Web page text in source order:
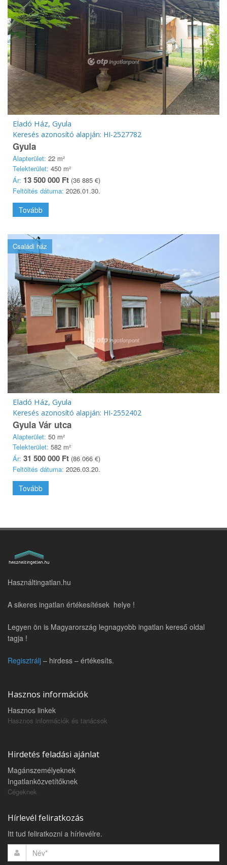
Eladó Ház, Gyula
Keresés azonosító alapján: HI-2527782
Gyula
Alapterület: 22 m²
Telekterület: 450 m²
Ár: 13 500 000 Ft (36 885 €)
Feltöltés dátuma: 2026.01.30.
Tovább
Családi ház
Eladó Ház, Gyula
Keresés azonosító alapján: HI-2552402
Gyula Vár utca
Alapterület: 50 m²
Telekterület: 582 m²
Ár: 31 500 000 Ft (86 066 €)
Feltöltés dátuma: 2026.03.20.
Tovább
Használtingatlan.hu
A sikeres ingatlan értékesítések helye !
Legyen ön is Magyarország legnagyobb ingatlan kereső oldal
tagja !
Regisztrálj – hirdess – értékesíts.
Hasznos információk
Hasznos linkek
Hasznos információk és tanácsok
Hirdetés feladási ajánlat
Magánszemélyeknek
Ingatlanközvetítőknek
Cégeknek
Hírlevél feliratkozás
Itt tud feliratkozni a hírlevélre.